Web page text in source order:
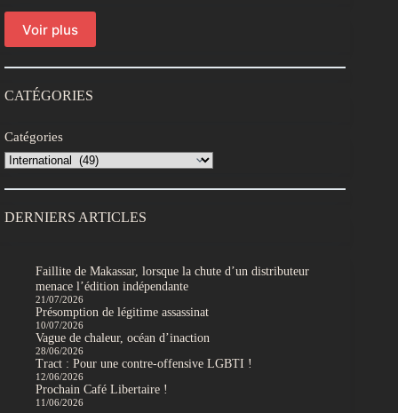
Voir plus
CATÉGORIES
Catégories
DERNIERS ARTICLES
Faillite de Makassar, lorsque la chute d’un distributeur
menace l’édition indépendante
21/07/2026
Présomption de légitime assassinat
10/07/2026
Vague de chaleur, océan d’inaction
28/06/2026
Tract : Pour une contre-offensive LGBTI !
12/06/2026
Prochain Café Libertaire !
11/06/2026